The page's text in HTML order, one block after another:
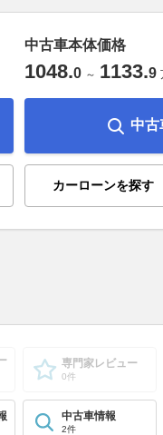
中古車本体価格
1048.0 ～ 1133.9
中古
カーローンを探す
専門家レビュー
0件
中古車情報
2件